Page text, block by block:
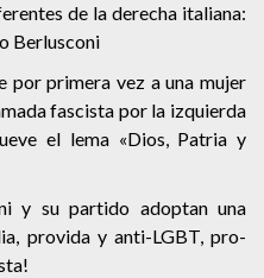
de la derecha italiana:
Berlusconi
por primera vez a una mujer
fascista por la izquierda
el lema «Dios, Patria y
y su partido adoptan una
provida y anti-LGBT, pro-